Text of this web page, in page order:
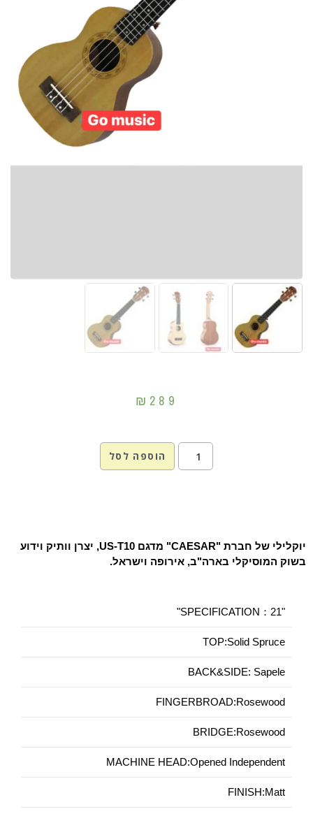
₪ 289
הוספה לסל
יוקלילי
של חברת "CAESAR" מדגם US-T10, יצרן וותיק וידוע
בשוק המוסיקלי בארה"ב, אירופה וישראל.
"SPECIFICATION：21"
TOP:Solid Spruce
BACK&SIDE: Sapele
FINGERBROAD:Rosewood
BRIDGE:Rosewood
MACHINE HEAD:Opened Independent
FINISH:Matt